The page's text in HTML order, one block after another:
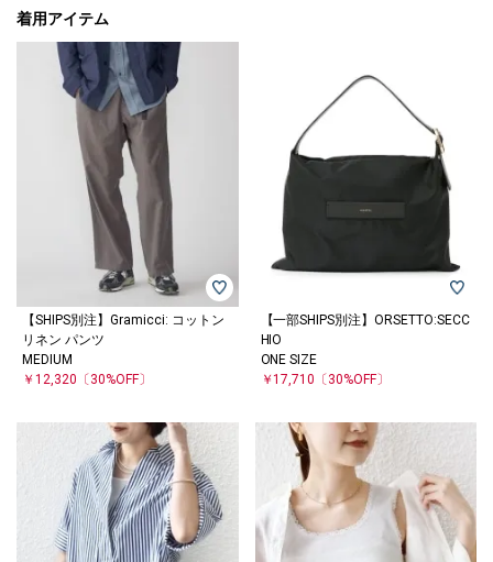
着用アイテム
【SHIPS別注】Gramicci: コットン
リネン パンツ
MEDIUM
￥12,320 〔30%OFF〕
【一部SHIPS別注】ORSETTO:SECC
HIO
ONE SIZE
￥17,710 〔30%OFF〕